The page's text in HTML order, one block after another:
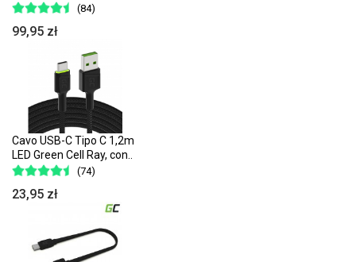
(84)
99,95 zł
Cavo USB-C Tipo C 1,2m
LED Green Cell Ray, con..
(74)
23,95 zł